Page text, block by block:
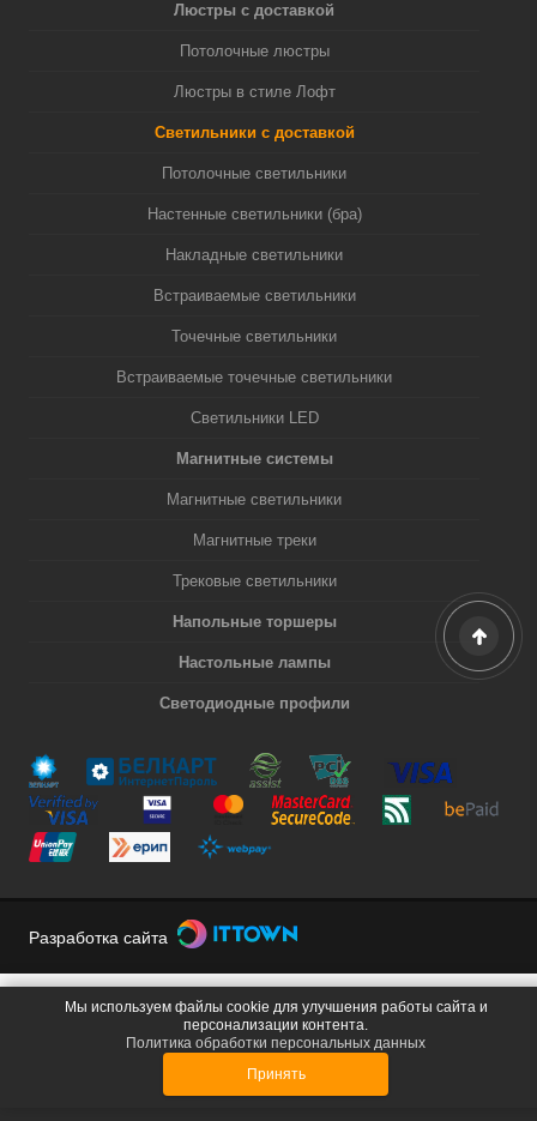
Люстры с доставкой
Потолочные люстры
Люстры в стиле Лофт
Светильники с доставкой
Потолочные светильники
Настенные светильники (бра)
Накладные светильники
Встраиваемые светильники
Точечные светильники
Встраиваемые точечные светильники
Светильники LED
Магнитные системы
Магнитные светильники
Магнитные треки
Трековые светильники
Напольные торшеры
Настольные лампы
Светодиодные профили
Разработка сайта
Мы используем файлы cookie для улучшения работы сайта и
персонализации контента.
Политика обработки персональных данных
Принять